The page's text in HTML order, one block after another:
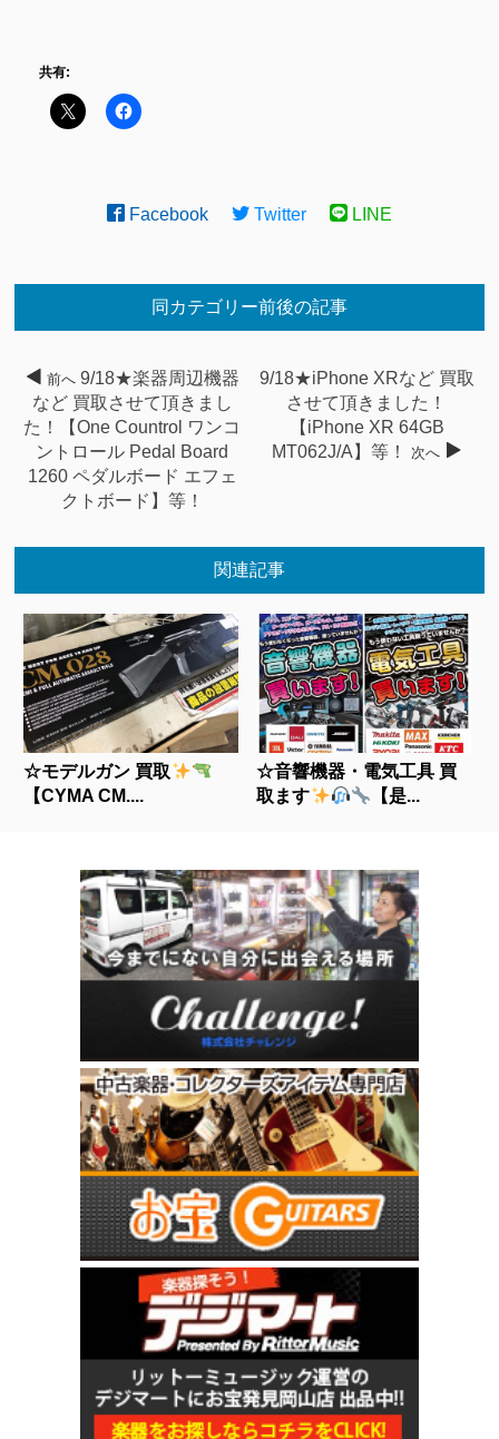
共有:
Facebook Twitter LINE
同カテゴリー前後の記事
前へ 9/18★楽器周辺機器
など 買取させて頂きまし
た！【One Countrol ワンコ
ントロール Pedal Board
1260 ペダルボード エフェ
クトボード】等！
9/18★iPhone XRなど 買取
させて頂きました！
【iPhone XR 64GB
MT062J/A】等！
次へ
関連記事
☆モデルガン 買取
【CYMA CM....
☆音響機器・電気工具 買
取ます
【是...